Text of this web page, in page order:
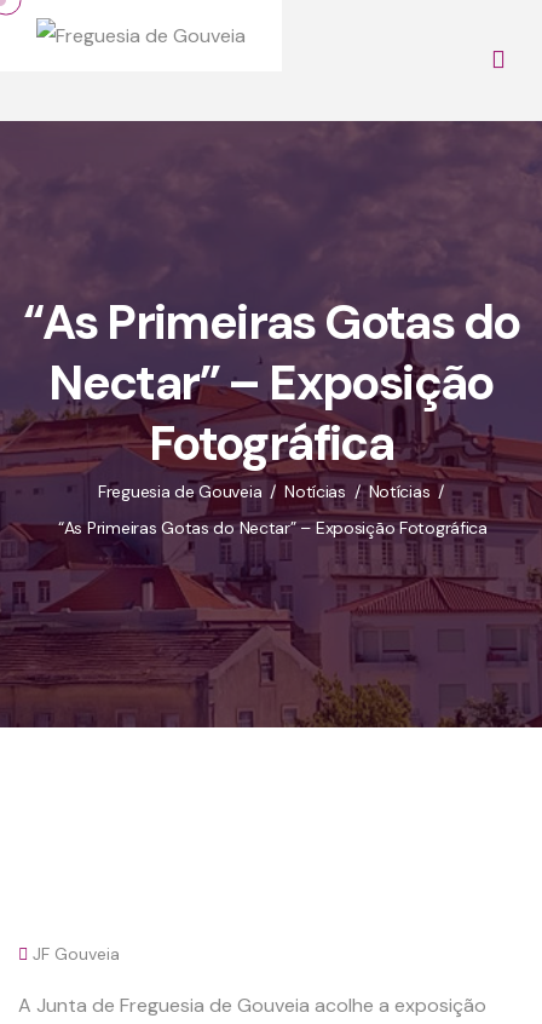
“As Primeiras Gotas do
Nectar” – Exposição
Fotográfica
Freguesia de Gouveia Notícias
Notícias
“As Primeiras Gotas do Nectar” – Exposição Fotográfica
JF Gouveia
A Junta de Freguesia de Gouveia acolhe a exposição